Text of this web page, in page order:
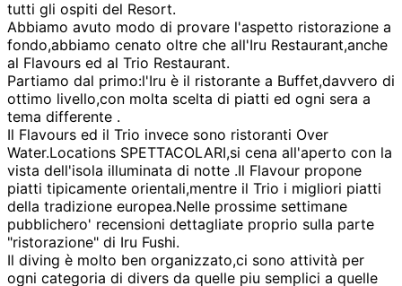
tutti gli ospiti del Resort.
Abbiamo avuto modo di provare l'aspetto ristorazione a
fondo,abbiamo cenato oltre che all'Iru Restaurant,anche
al Flavours ed al Trio Restaurant.
Partiamo dal primo:l'Iru è il ristorante a Buffet,davvero di
ottimo livello,con molta scelta di piatti ed ogni sera a
tema differente .
Il Flavours ed il Trio invece sono ristoranti Over
Water.Locations SPETTACOLARI,si cena all'aperto con la
vista dell'isola illuminata di notte .Il Flavour propone
piatti tipicamente orientali,mentre il Trio i migliori piatti
della tradizione europea.Nelle prossime settimane
pubblichero' recensioni dettagliate proprio sulla parte
"ristorazione" di Iru Fushi.
Il diving è molto ben organizzato,ci sono attività per
ogni categoria di divers da quelle piu semplici a quelle